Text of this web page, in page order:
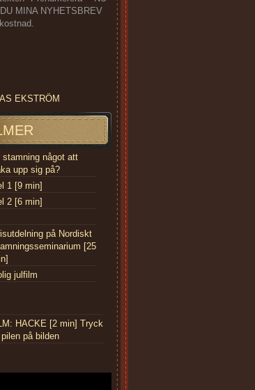
MINA NYHETSBREV
EKSTRÖM
stamning något att
upp sig på?
1 [9 min]
2 [6 min]
på Nordiskt
[25
julfilm
HACKE [2 min] Tryck
på bilden